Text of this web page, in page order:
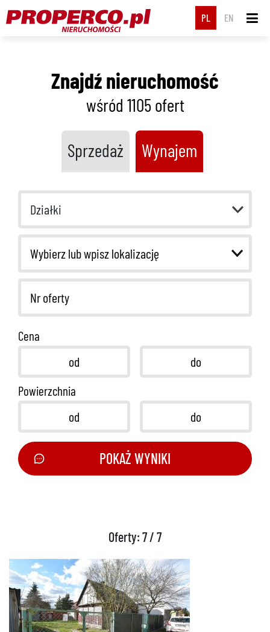
PL EN
Znajdź nieruchomość
wśród 1105ofert
Sprzedaż Wynajem
Działki
Cena
Powierzchnia
POKAŻ WYNIKI
Oferty: 7 / 7